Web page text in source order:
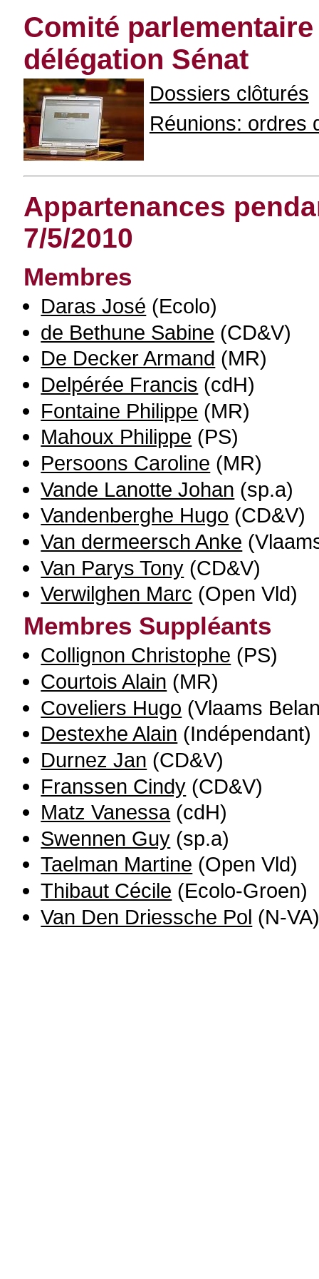
Comité
délégation Sénat
Dossiers clôturés
Réunions: ordres
Appartenances
7/5/2010
Membres
Daras José (Ecolo)
de Bethune Sabine (CD&V)
De Decker Armand (MR)
Delpérée Francis (cdH)
Fontaine Philippe (MR)
Mahoux Philippe (PS)
Persoons Caroline (MR)
Vande Lanotte Johan (sp.a)
Vandenberghe Hugo (CD&V)
Van dermeersch Anke
Van Parys Tony (CD&V)
Verwilghen Marc (Open Vld)
Membres Suppléants
Collignon Christophe (PS)
Courtois Alain (MR)
Coveliers Hugo (Vlaams
Destexhe Alain (Indépendant)
Durnez Jan (CD&V)
Franssen Cindy (CD&V)
Matz Vanessa(cdH)
Swennen Guy (sp.a)
Taelman Martine (Open Vld)
Thibaut Cécile (Ecolo-Groen)
Van Den Driessche Pol (N-